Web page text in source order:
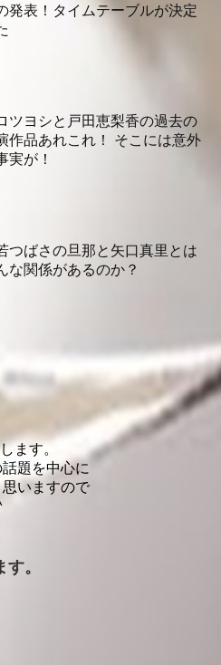
発表！タイムテーブルが決定
ツヨシと戸田恵梨香の過去の
作品あれこれ！ そこには意外
実が！
つばさの旦那と矢口真里とは
な関係があるのか？
ます。
題を中心に
いますので
。